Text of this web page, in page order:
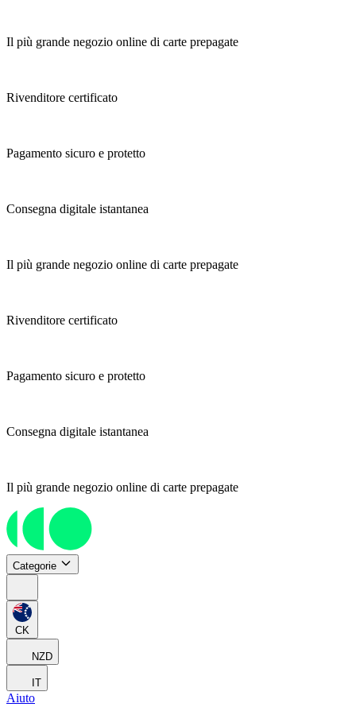
Il più grande negozio online di carte prepagate
Rivenditore certificato
Pagamento sicuro e protetto
Consegna digitale istantanea
Il più grande negozio online di carte prepagate
Rivenditore certificato
Pagamento sicuro e protetto
Consegna digitale istantanea
Il più grande negozio online di carte prepagate
Categorie
CK
NZD
IT
Aiuto